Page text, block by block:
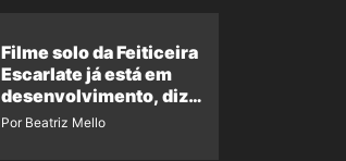
Filme solo da Feiticeira
Escarlate já está em
desenvolvimento, diz
insider
Por Beatriz Mello